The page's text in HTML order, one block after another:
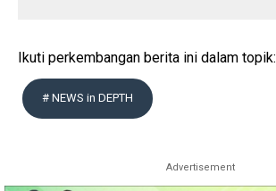
Ikuti perkembangan berita ini dalam topik:
# NEWS in DEPTH
Advertisement